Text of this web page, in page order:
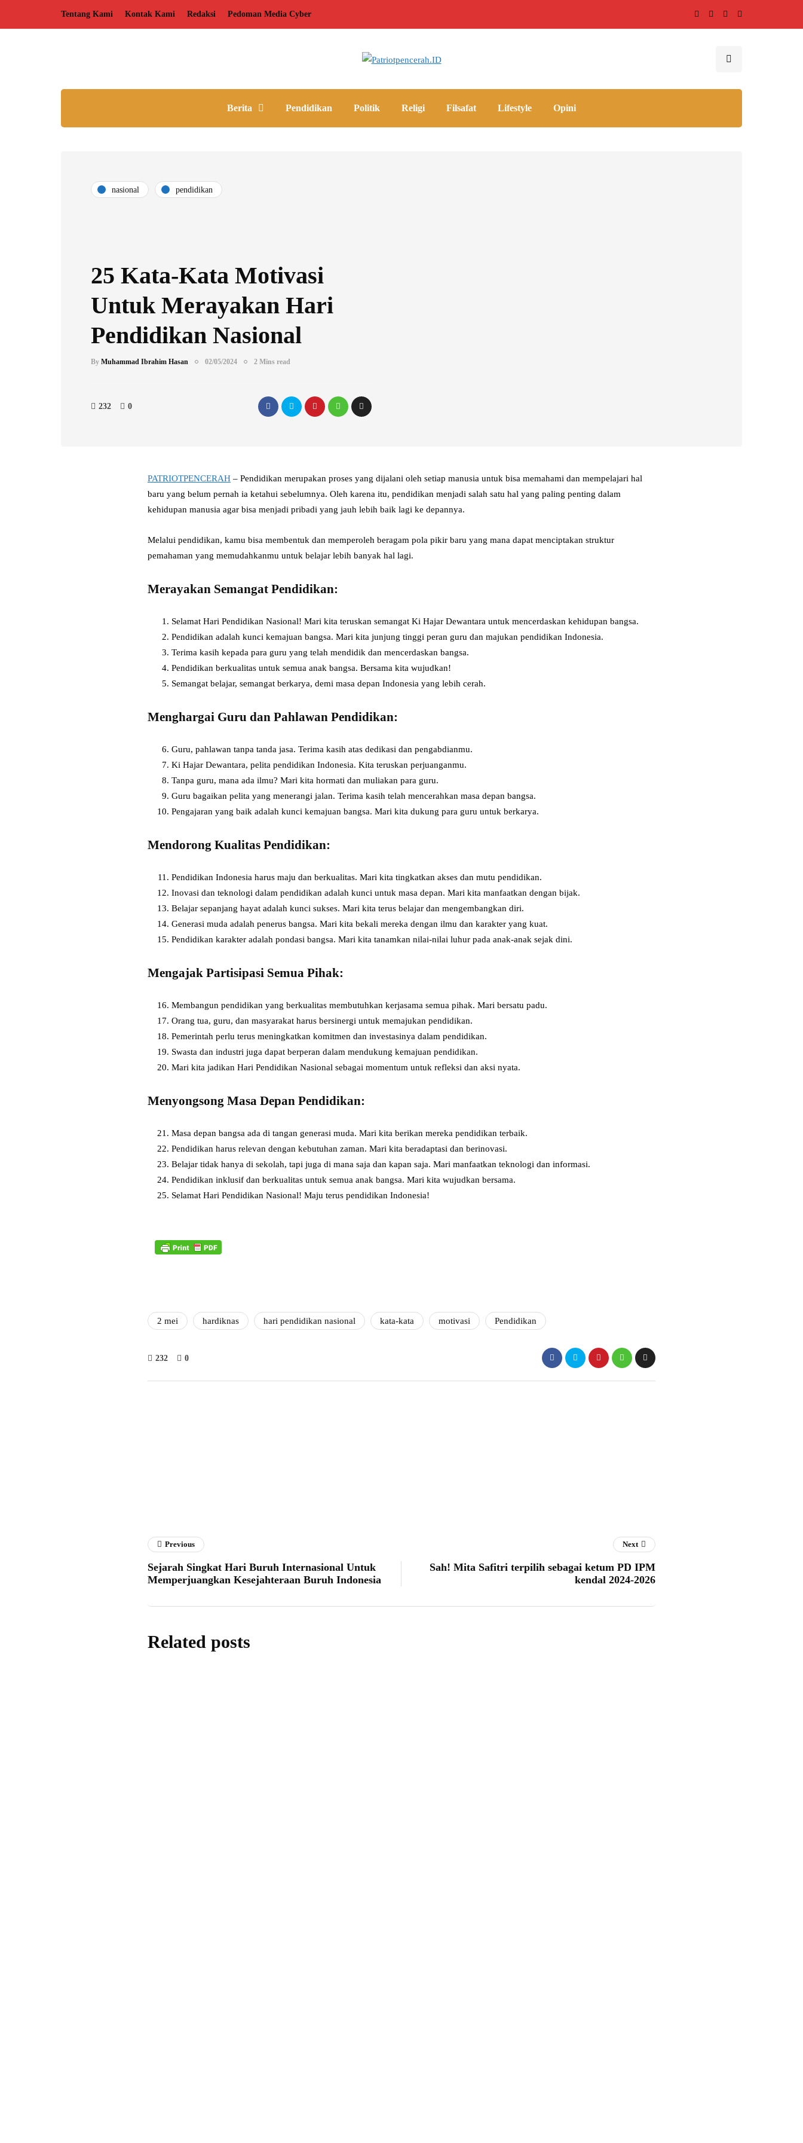
Tentang Kami Kontak Kami Redaksi Pedoman Media Cyber
Berita Pendidikan Politik Religi Filsafat Lifestyle Opini
nasional pendidikan
25 Kata-Kata Motivasi
Untuk Merayakan Hari
Pendidikan Nasional
By Muhammad Ibrahim Hasan 02/05/2024 2 Mins read
232 0
PATRIOTPENCERAH – Pendidikan merupakan proses yang dijalani oleh setiap manusia untuk bisa memahami dan mempelajari hal
baru yang belum pernah ia ketahui sebelumnya. Oleh karena itu, pendidikan menjadi salah satu hal yang paling penting dalam
kehidupan manusia agar bisa menjadi pribadi yang jauh lebih baik lagi ke depannya.
Melalui pendidikan, kamu bisa membentuk dan memperoleh beragam pola pikir baru yang mana dapat menciptakan struktur
pemahaman yang memudahkanmu untuk belajar lebih banyak hal lagi.
Merayakan Semangat Pendidikan:
Selamat Hari Pendidikan Nasional! Mari kita teruskan semangat Ki Hajar Dewantara untuk mencerdaskan kehidupan bangsa.
Pendidikan adalah kunci kemajuan bangsa. Mari kita junjung tinggi peran guru dan majukan pendidikan Indonesia.
Terima kasih kepada para guru yang telah mendidik dan mencerdaskan bangsa.
Pendidikan berkualitas untuk semua anak bangsa. Bersama kita wujudkan!
Semangat belajar, semangat berkarya, demi masa depan Indonesia yang lebih cerah.
Menghargai Guru dan Pahlawan Pendidikan:
Guru, pahlawan tanpa tanda jasa. Terima kasih atas dedikasi dan pengabdianmu.
Ki Hajar Dewantara, pelita pendidikan Indonesia. Kita teruskan perjuanganmu.
Tanpa guru, mana ada ilmu? Mari kita hormati dan muliakan para guru.
Guru bagaikan pelita yang menerangi jalan. Terima kasih telah mencerahkan masa depan bangsa.
Pengajaran yang baik adalah kunci kemajuan bangsa. Mari kita dukung para guru untuk berkarya.
Mendorong Kualitas Pendidikan:
Pendidikan Indonesia harus maju dan berkualitas. Mari kita tingkatkan akses dan mutu pendidikan.
Inovasi dan teknologi dalam pendidikan adalah kunci untuk masa depan. Mari kita manfaatkan dengan bijak.
Belajar sepanjang hayat adalah kunci sukses. Mari kita terus belajar dan mengembangkan diri.
Generasi muda adalah penerus bangsa. Mari kita bekali mereka dengan ilmu dan karakter yang kuat.
Pendidikan karakter adalah pondasi bangsa. Mari kita tanamkan nilai-nilai luhur pada anak-anak sejak dini.
Mengajak Partisipasi Semua Pihak:
Membangun pendidikan yang berkualitas membutuhkan kerjasama semua pihak. Mari bersatu padu.
Orang tua, guru, dan masyarakat harus bersinergi untuk memajukan pendidikan.
Pemerintah perlu terus meningkatkan komitmen dan investasinya dalam pendidikan.
Swasta dan industri juga dapat berperan dalam mendukung kemajuan pendidikan.
Mari kita jadikan Hari Pendidikan Nasional sebagai momentum untuk refleksi dan aksi nyata.
Menyongsong Masa Depan Pendidikan:
Masa depan bangsa ada di tangan generasi muda. Mari kita berikan mereka pendidikan terbaik.
Pendidikan harus relevan dengan kebutuhan zaman. Mari kita beradaptasi dan berinovasi.
Belajar tidak hanya di sekolah, tapi juga di mana saja dan kapan saja. Mari manfaatkan teknologi dan informasi.
Pendidikan inklusif dan berkualitas untuk semua anak bangsa. Mari kita wujudkan bersama.
Selamat Hari Pendidikan Nasional! Maju terus pendidikan Indonesia!
2 mei hardiknas hari pendidikan nasional kata-kata motivasi Pendidikan
232 0
Previous
Sejarah Singkat Hari Buruh Internasional Untuk
Memperjuangkan Kesejahteraan Buruh Indonesia
Next
Sah! Mita Safitri terpilih sebagai ketum PD IPM
kendal 2024-2026
Related posts